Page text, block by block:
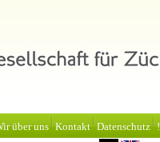
über uns Kontakt Datenschutz